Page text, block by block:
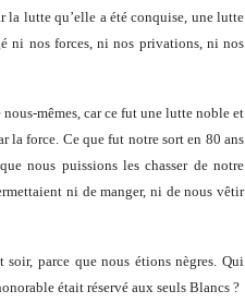
la lutte qu’elle a été conquise, une lutte
ni nos forces, ni nos privations, ni nos
mêmes, car ce fut une lutte noble et
la force. Ce que fut notre sort en 80 ans
nous puissions les chasser de notre
ni de manger, ni de nous vêtir
parce que nous étions nègres. Qui
était réservé aux seuls Blancs ?